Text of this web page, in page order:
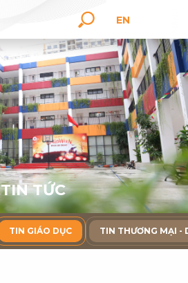
EN
TIN TỨC
TIN GIÁO DỤC TIN THƯƠNG MẠI -